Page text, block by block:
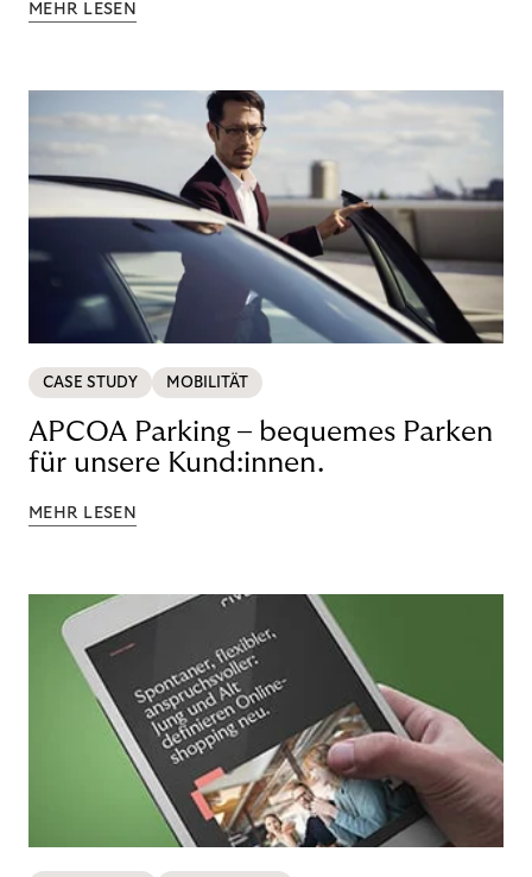
MEHR LESEN
CASE STUDY MOBILITÄT
APCOA Parking – bequemes Parken
für unsere Kund:innen.
MEHR LESEN